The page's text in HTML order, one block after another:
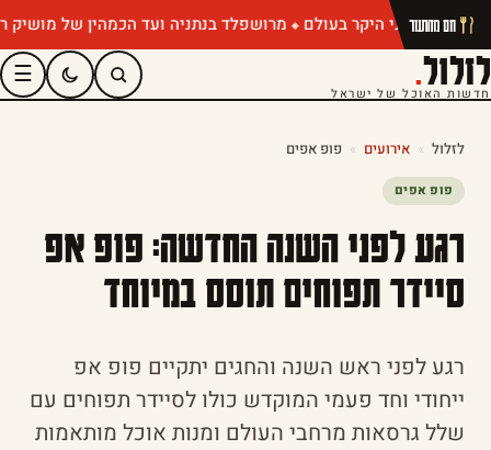
מרושפלד בנתניה ועד הכמהין של מושיק רוט: חם מהתנור
לזלול.
חדשות האוכל של ישראל
☰
לזלול » אירועים » פופ אפים
פופ אפים
רגע לפני השנה החדשה: פופ אפ
סיידר תפוחים תוסס במיוחד
רגע לפני ראש השנה והחגים יתקיים פופ אפ
ייחודי וחד פעמי המוקדש כולו לסיידר תפוחים עם
שלל גרסאות מרחבי העולם ומנות אוכל מותאמות